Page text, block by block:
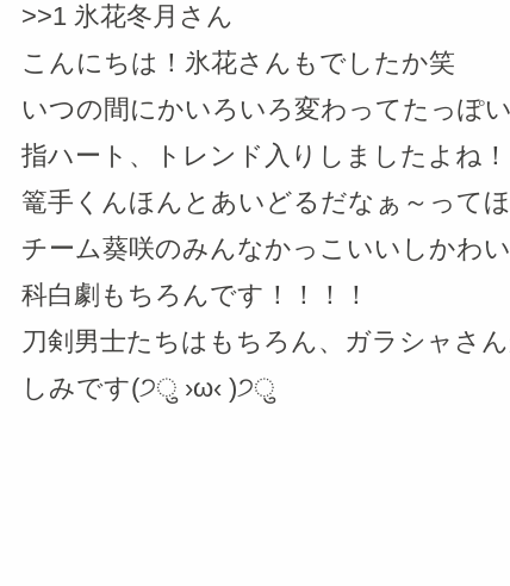
>>1 氷花冬月さん
こんにちは！氷花さんもでしたか笑
いつの間にかいろいろ変わってたっぽ
指ハート、トレンド入りしましたよね！
篭手くんほんとあいどるだなぁ～って
チーム葵咲のみんなかっこいいしかわ
科白劇もちろんです！！！！
刀剣男士たちはもちろん、ガラシャさ
しみです(੭ु ›ω‹ )੭ु